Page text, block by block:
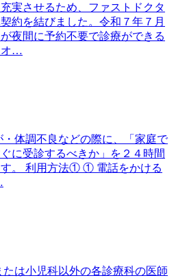
実させるため、ファストドクタ
約を結びました。令和７年７月
夜間に予約不要で診療ができる
オ…
体調不良などの際に、「家庭で
に受診するべきか」を２４時間
す。 利用方法① ① 電話をかける
は小児科以外の各診療科の医師